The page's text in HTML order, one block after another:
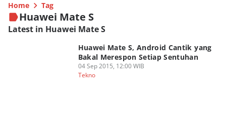
Home Tag
Huawei Mate S
Latest in Huawei Mate S
Huawei Mate S, Android Cantik yang
Bakal Merespon Setiap Sentuhan
04 Sep 2015, 12:00 WIB
Tekno